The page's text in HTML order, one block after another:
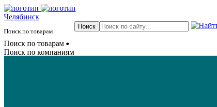
Челябинск
Поиск по товарам
Поиск по товарам
Поиск по компаниям